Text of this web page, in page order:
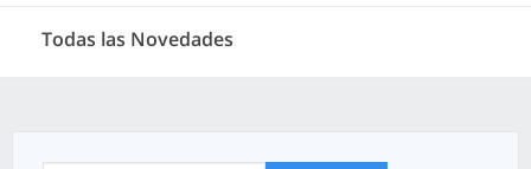
Todas las Novedades